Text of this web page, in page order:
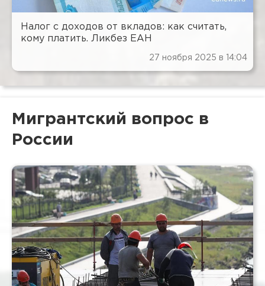
Налог с доходов от вкладов: как считать,
кому платить. Ликбез ЕАН
27 ноября 2025 в 14:04
Мигрантский вопрос в
России